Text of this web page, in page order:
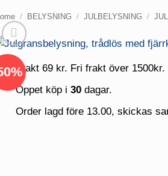
/ BELYSNING / JULBELYSNING /
Frakt 69 kr. Fri frakt över 1500kr.
Öppet köp i30 dagar.
Order lagd före 13.00, skickas